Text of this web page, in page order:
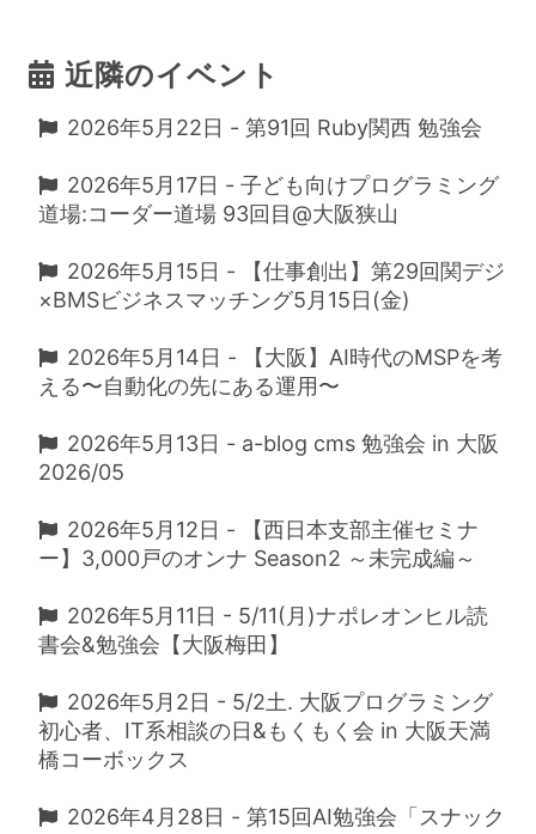
近隣のイベント
2026年5月22日 - 第91回 Ruby関西 勉強会
2026年5月17日 - 子ども向けプログラミング
道場:コーダー道場 93回目@大阪狭山
2026年5月15日 - 【仕事創出】第29回関デジ
×BMSビジネスマッチング5月15日(金)
2026年5月14日 - 【大阪】AI時代のMSPを考
える〜自動化の先にある運用〜
2026年5月13日 - a-blog cms 勉強会 in 大阪
2026/05
2026年5月12日 - 【西日本支部主催セミナ
ー】3,000戸のオンナ Season2 ～未完成編～
2026年5月11日 - 5/11(月)ナポレオンヒル読
書会&勉強会【大阪梅田】
2026年5月2日 - 5/2土. 大阪プログラミング
初心者、IT系相談の日&もくもく会 in 大阪天満
橋コーボックス
2026年4月28日 - 第15回AI勉強会「スナック